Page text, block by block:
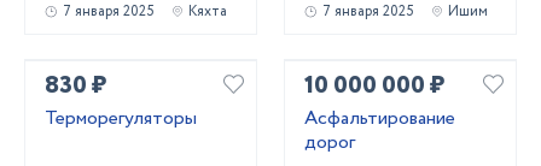
7 января 2025 Кяхта 7 января 2025 Ишим
830 ₽
Терморегуляторы
10 000 000 ₽
Асфальтирование
дорог